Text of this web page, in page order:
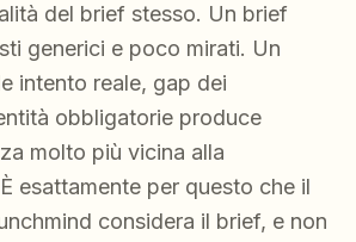
del brief stesso. Un brief
generici e poco mirati. Un
intento reale, gap dei
obbligatorie produce
molto più vicina alla
esattamente per questo che il
considera il brief, e non